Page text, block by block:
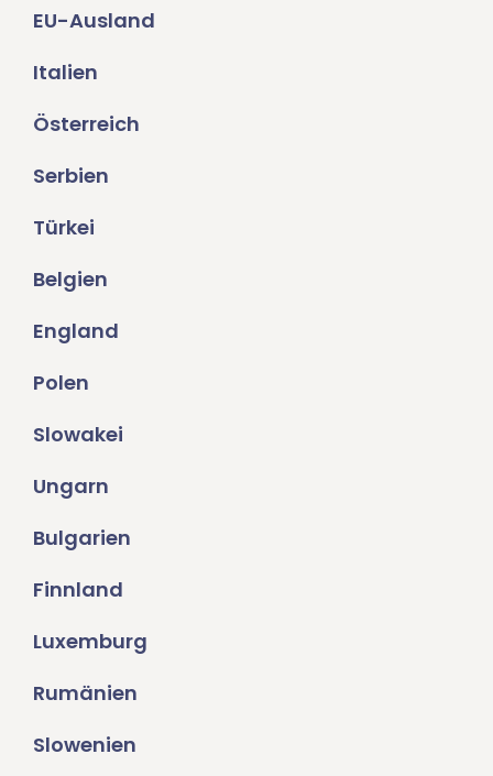
EU-Ausland
Italien
Österreich
Serbien
Türkei
Belgien
England
Polen
Slowakei
Ungarn
Bulgarien
Finnland
Luxemburg
Rumänien
Slowenien